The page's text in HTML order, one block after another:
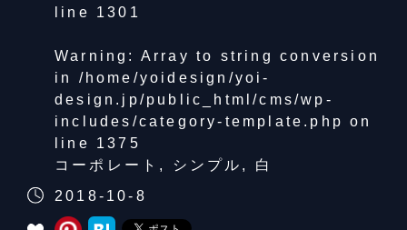
line 1301
Warning : Array to string conversion
in /home/yoidesign/yoi-
design.jp/public_html/cms/wp-
includes/category-template.php on
line 1375
コーポレート , シンプル , 白
2018-10-8